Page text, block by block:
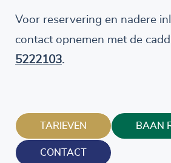
Voor reservering en nadere
contact opnemen met de
5222103.
TARIEVEN BAAN
CONTACT